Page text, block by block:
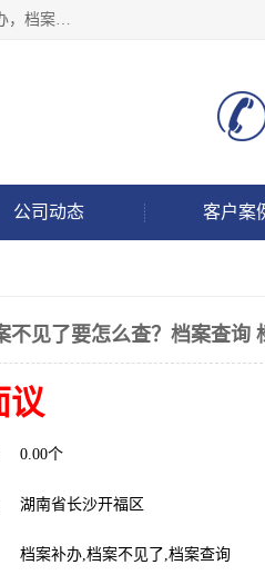
长沙毕业帮人力资源咨询有限责任公司是一家拥有8年多经验的人事服务代理机构。主要的服务有：档案存放，档案补办，档案激活，档案查询，档案查找，档案托管，档案调取，档案异地代办，档案异常处理 等；提供毕业档案处理、人事档案服务、商务代理代办、个人档案等服务，同时办事过程全程与客户沟通，确保真实、安全、可靠！
公司动态 客户案
不见了要怎么查？档案查询
议
0.00个
湖南省长沙开福区
档案补办,档案不见了,档案查询